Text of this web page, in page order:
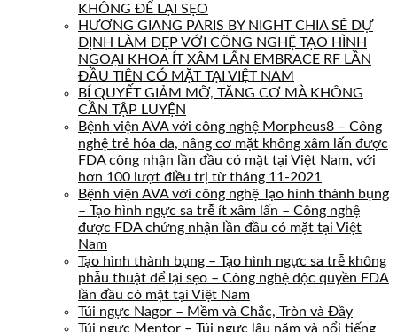
KHÔNG ĐỂ LẠI SẸO
HƯƠNG GIANG PARIS BY NIGHT CHIA SẺ DỰ
ĐỊNH LÀM ĐẸP VỚI CÔNG NGHỆ TẠO HÌNH
NGOẠI KHOA ÍT XÂM LẤN EMBRACE RF LẦN
ĐẦU TIÊN CÓ MẶT TẠI VIỆT NAM
BÍ QUYẾT GIẢM MỠ, TĂNG CƠ MÀ KHÔNG
CẦN TẬP LUYỆN
Bệnh viện AVA với công nghệ Morpheus8 – Công
nghệ trẻ hóa da, nâng cơ mặt không xâm lấn được
FDA công nhận lần đầu có mặt tại Việt Nam, với
hơn 100 lượt điều trị từ tháng 11-2021
Bệnh viện AVA với công nghệ Tạo hình thành bụng
– Tạo hình ngực sa trễ ít xâm lấn – Công nghệ
được FDA chứng nhận lần đầu có mặt tại Việt
Nam
Tạo hình thành bụng – Tạo hình ngực sa trễ không
phẫu thuật để lại sẹo – Công nghệ độc quyền FDA
lần đầu có mặt tại Việt Nam
Túi ngực Nagor – Mềm và Chắc, Tròn và Đầy
Túi ngực Mentor – Túi ngực lâu năm và nổi tiếng